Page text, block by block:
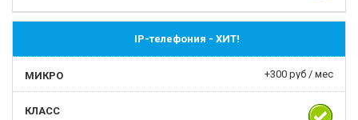
IP-телефония - ХИТ!
+300 руб / мес